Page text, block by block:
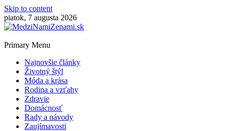
Skip to content
piatok, 7 augusta 2026
Primary Menu
Najnovšie články
Životný štýl
Móda a krása
Rodina a vzťahy
Zdravie
Domácnosť
Rady a návody
Zaujímavosti